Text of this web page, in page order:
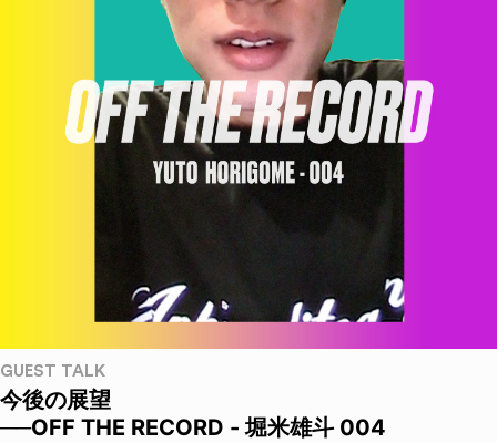
GUEST TALK
今後の展望
──OFF THE RECORD - 堀米雄斗 004